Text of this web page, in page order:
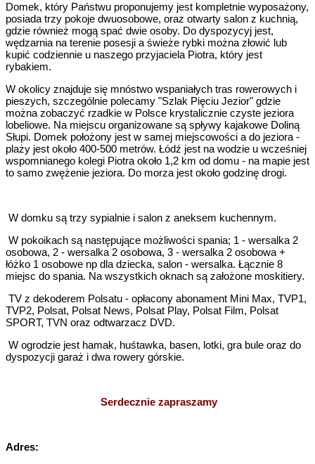
Domek, który Państwu proponujemy jest kompletnie wyposażony,
posiada trzy pokoje dwuosobowe, oraz otwarty salon z kuchnią,
gdzie również mogą spać dwie osoby. Do dyspozycyj jest,
wędzarnia na terenie posesji a świeże rybki można złowić lub
kupić codziennie u naszego przyjaciela Piotra, który jest
rybakiem.
W okolicy znajduje się mnóstwo wspaniałych tras rowerowych i
pieszych, szczególnie polecamy "Szlak Pięciu Jezior" gdzie
można zobaczyć rzadkie w Polsce krystalicznie czyste jeziora
lobeliowe. Na miejscu organizowane są spływy kajakowe Doliną
Słupi. Domek położony jest w samej miejscowości a do jeziora -
plaży jest około 400-500 metrów. Łódź jest na wodzie u wcześniej
wspomnianego kolegi Piotra około 1,2 km od domu - na mapie jest
to samo zwężenie jeziora. Do morza jest około godzinę drogi.
W domku są trzy sypialnie i salon z aneksem kuchennym.
W pokoikach są następujące możliwości spania; 1 - wersalka 2
osobowa, 2 - wersalka 2 osobowa, 3 - wersalka 2 osobowa +
łóżko 1 osobowe np dla dziecka, salon - wersalka. Łącznie 8
miejsc do spania. Na wszystkich oknach są założone moskitiery.
TV z dekoderem Polsatu - opłacony abonament Mini Max, TVP1,
TVP2, Polsat, Polsat News, Polsat Play, Polsat Film, Polsat
SPORT, TVN oraz odtwarzacz DVD.
W ogrodzie jest hamak, huśtawka, basen, lotki, gra bule oraz do
dyspozycji garaż i dwa rowery górskie.
Serdecznie zapraszamy
Adres: